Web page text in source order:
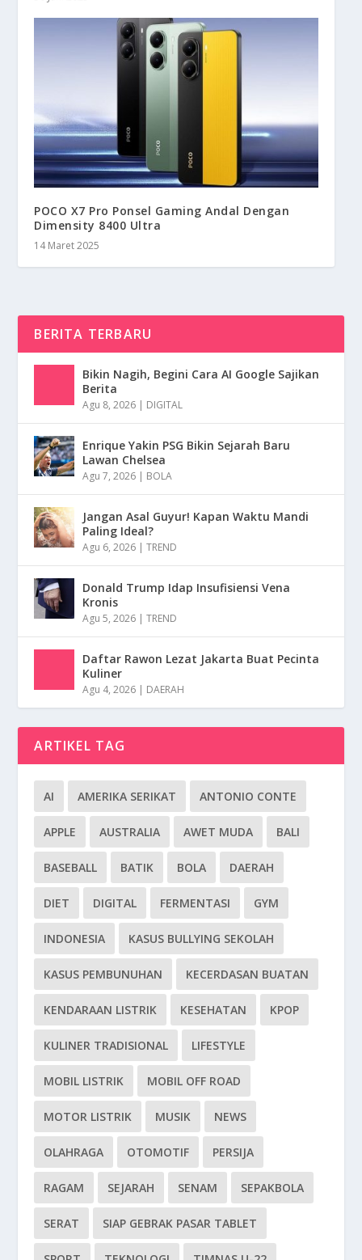
POCO X7 Pro Ponsel Gaming Andal Dengan
Dimensity 8400 Ultra
14 Maret 2025
BERITA TERBARU
Bikin Nagih, Begini Cara AI Google Sajikan
Berita
Agu 8, 2026 | DIGITAL
Enrique Yakin PSG Bikin Sejarah Baru
Lawan Chelsea
Agu 7, 2026 | BOLA
Jangan Asal Guyur! Kapan Waktu Mandi
Paling Ideal?
Agu 6, 2026 |TREND
Donald Trump Idap Insufisiensi Vena
Kronis
Agu 5, 2026 |TREND
Daftar Rawon Lezat Jakarta Buat Pecinta
Kuliner
Agu 4, 2026 | DAERAH
ARTIKEL TAG
AI AMERIKA SERIKAT ANTONIO CONTE
APPLE AUSTRALIA AWET MUDA BALI
BASEBALL BATIK BOLA DAERAH
DIET DIGITAL FERMENTASI GYM
INDONESIA KASUS BULLYING SEKOLAH
KASUS PEMBUNUHAN KECERDASAN BUATAN
KENDARAAN LISTRIK KESEHATAN KPOP
KULINER TRADISIONAL LIFESTYLE
MOBIL LISTRIK MOBIL OFF ROAD
MOTOR LISTRIK MUSIK NEWS
OLAHRAGA OTOMOTIF PERSIJA
RAGAM SEJARAH SENAM SEPAKBOLA
SERAT SIAP GEBRAK PASAR TABLET